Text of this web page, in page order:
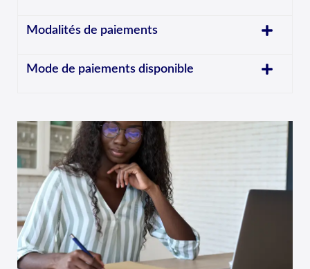
Modalités de paiements
Mode de paiements disponible